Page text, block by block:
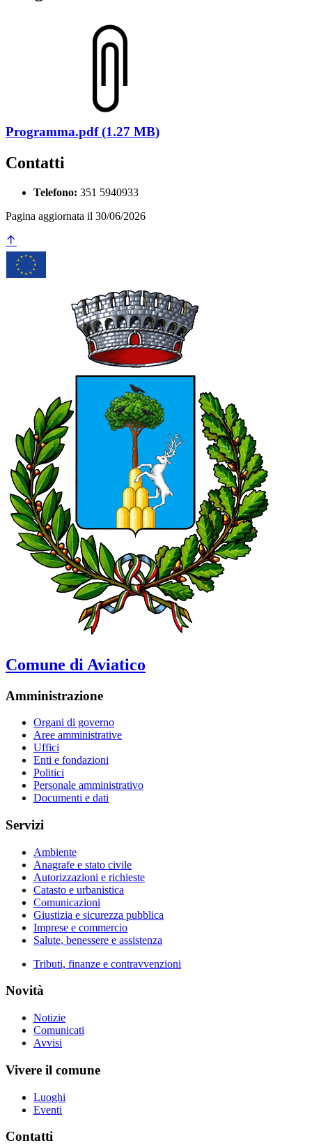
Programma.pdf (1.27 MB)
Contatti
Telefono: 351 5940933
Pagina aggiornata il 30/06/2026
Comune di Aviatico
Amministrazione
Organi di governo
Aree amministrative
Uffici
Enti e fondazioni
Politici
Personale amministrativo
Documenti e dati
Servizi
Ambiente
Anagrafe e stato civile
Autorizzazioni e richieste
Catasto e urbanistica
Comunicazioni
Giustizia e sicurezza pubblica
Imprese e commercio
Salute, benessere e assistenza
Tributi, finanze e contravvenzioni
Novità
Notizie
Comunicati
Avvisi
Vivere il comune
Luoghi
Eventi
Contatti